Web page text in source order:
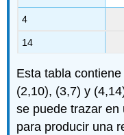
4
14
Esta tabla
(2,10), (3,7) y
se puede trazar en
para producir una